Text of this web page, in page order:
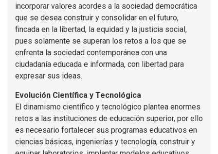
incorporar valores acordes a la sociedad democrática
que se desea construir y consolidar en el futuro,
fincada en la libertad, la equidad y la justicia social,
pues solamente se superan los retos a los que se
enfrenta la sociedad contemporánea con una
ciudadanía educada e informada, con libertad para
expresar sus ideas.
Evolución Científica y Tecnológica
El dinamismo científico y tecnológico plantea enormes
retos a las instituciones de educación superior, por ello
es necesario fortalecer sus programas educativos en
ciencias básicas, ingenierías y tecnología, construir y